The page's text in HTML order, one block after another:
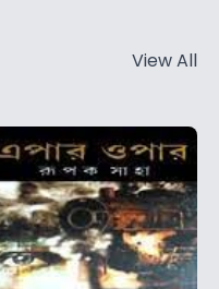
View All